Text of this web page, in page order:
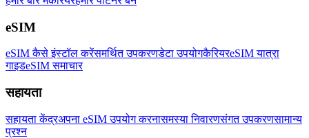
eSIM
eSIM कैसे इंस्टॉल करेंसमर्थित उपकरणडेटा उपयोगकैरियरeSIM यात्रा
गाइडeSIM समाचार
सहायता
सहायता केंद्रअपना eSIM उपयोग करनासमस्या निवारणसंगत उपकरणसामान्य
प्रश्न